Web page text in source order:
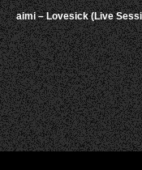
aimi – Lovesick (Live